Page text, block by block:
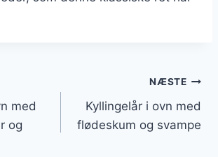
med
og
NÆSTE
Kyllingelår i ovn med
flødeskum og svampe